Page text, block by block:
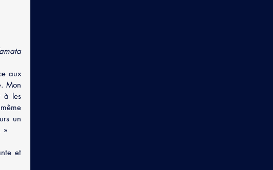
aux
Mon
à les
un
»
et